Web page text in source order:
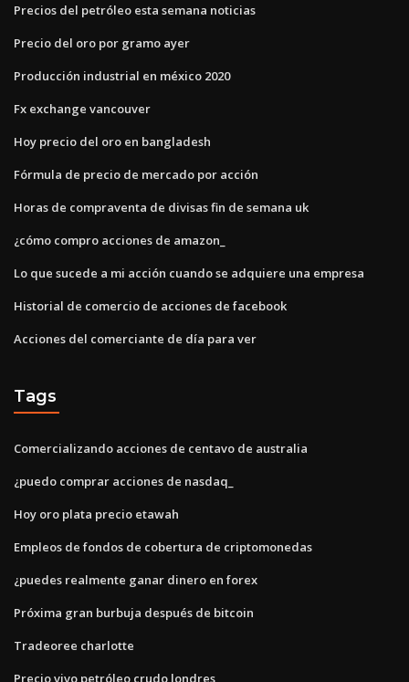
Precios del petróleo esta semana noticias
Precio del oro por gramo ayer
Producción industrial en méxico 2020
Fx exchange vancouver
Hoy precio del oro en bangladesh
Fórmula de precio de mercado por acción
Horas de compraventa de divisas fin de semana uk
¿cómo compro acciones de amazon_
Lo que sucede a mi acción cuando se adquiere una empresa
Historial de comercio de acciones de facebook
Acciones del comerciante de día para ver
Tags
Comercializando acciones de centavo de australia
¿puedo comprar acciones de nasdaq_
Hoy oro plata precio etawah
Empleos de fondos de cobertura de criptomonedas
¿puedes realmente ganar dinero en forex
Próxima gran burbuja después de bitcoin
Tradeoree charlotte
Precio vivo petróleo crudo londres